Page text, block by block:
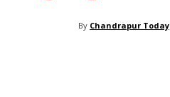
By Chandrapur Today